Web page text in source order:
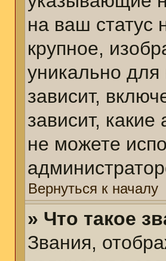
на ваш статус
крупное,
уникально для
зависит,
зависит,
не можете
Вернуться к началу
» Что такое
Звания,